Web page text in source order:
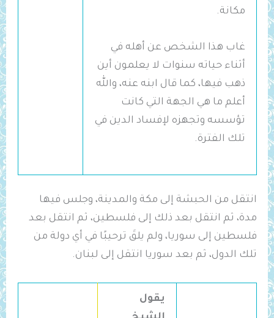
مكانة.
غاب هذا الشخص عن أهله في
أثناء حياته سنوات لا يعلمون أين
ذهب فيها، كما قال ابنه عنه، والله
أعلم ما هي الجهة التي كانت
تؤسسه وتجهزه لإفساد الدين في
تلك الفترة.
انتقل من الحبشة إلى مكة والمدينة، وجلس فيها
مدة، ثم انتقل بعد ذلك إلى فلسطين، ثم انتقل بعد
فلسطين إلى سوريا، ولم يلقَ ترحيبًا في أي دولة من
تلك الدول، ثم بعد سوريا انتقل إلى لبنان.
يقول